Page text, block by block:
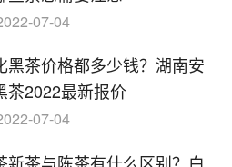
07-04
黑茶价格都多少钱？湖南安
茶2022最新报价
07-04
新茶与陈茶有什么区别？白